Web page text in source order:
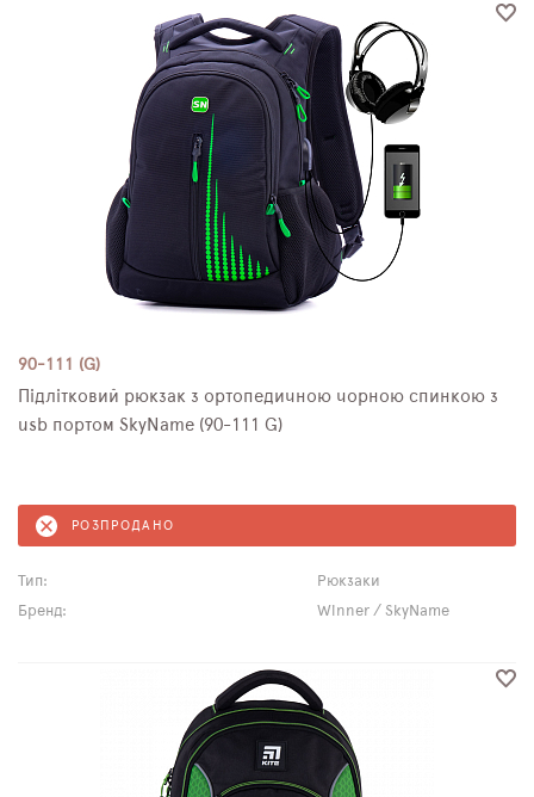
90-111 (G)
Підлітковий рюкзак з ортопедичною чорною спинкою з
usb портом SkyName (90-111 G)
РОЗПРОДАНО
Тип:
Рюкзаки
Бренд:
Winner / SkyName